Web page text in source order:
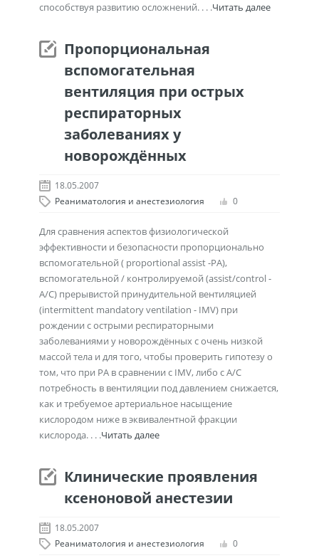
способствуя развитию осложнений. . . .Читать далее
Пропорциональная
вспомогательная
вентиляция при острых
респираторных
заболеваниях у
новорождённых
18.05.2007
Реаниматология и анестезиология
0
Для сравнения аспектов физиологической
эффективности и безопасности пропорционально
вспомогательной ( proportional assist -РА),
вспомогательной / контролируемой (assist/control -
A/C) прерывистой принудительной вентиляцией
(intermittent mandatory ventilation - IMV) при
рождении с острыми респираторными
заболеваниями у новорождённых с очень низкой
массой тела и для того, чтобы проверить гипотезу о
том, что при РА в сравнении с IMV, либо с A/C
потребность в вентиляции под давлением снижается,
как и требуемое артериальное насыщение
кислородом ниже в эквивалентной фракции
кислорода. . . .Читать далее
Клинические проявления
ксеноновой анестезии
18.05.2007
Реаниматология и анестезиология
0